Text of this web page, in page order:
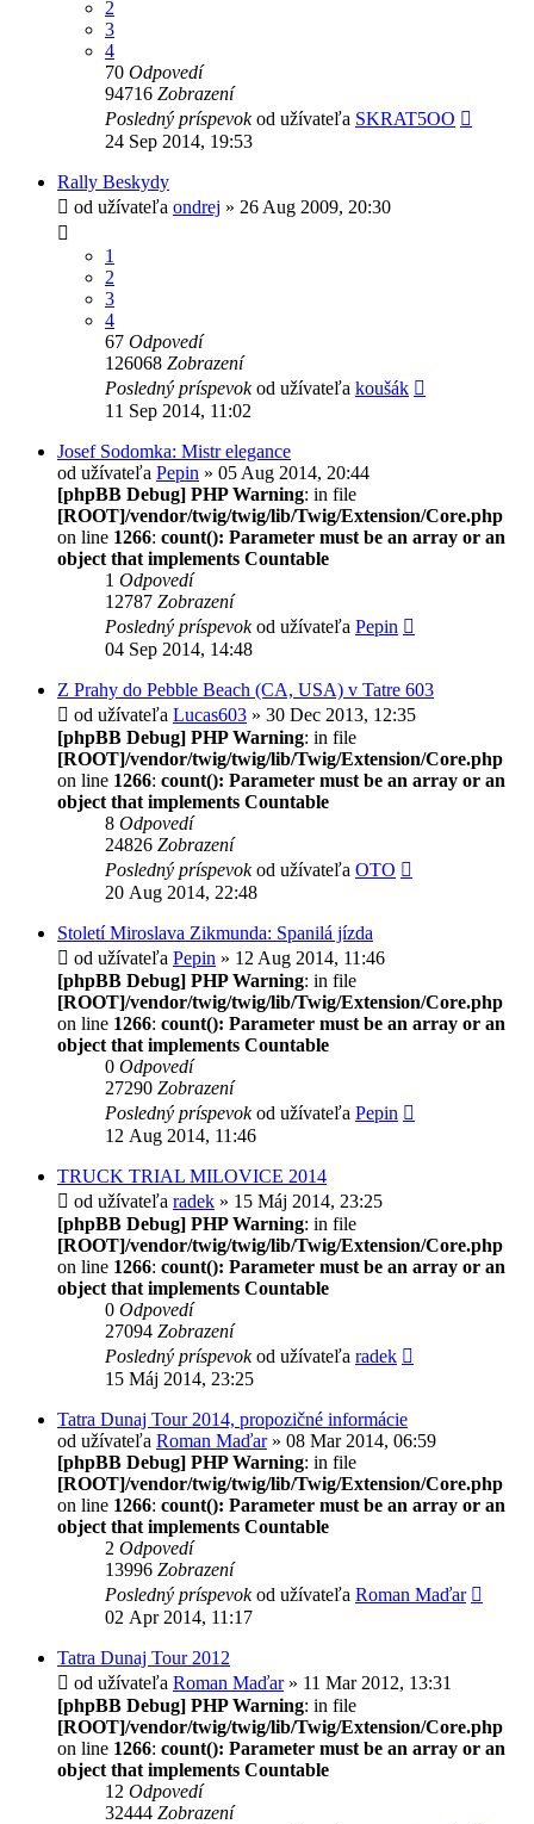
2
3
4
70 Odpovedí
94716 Zobrazení
Posledný príspevokod užívateľa SKRAT5OO
24 Sep 2014, 19:53
Rally Beskydy
od užívateľa ondrej » 26 Aug 2009, 20:30
1
2
3
4
67 Odpovedí
126068 Zobrazení
Posledný príspevokod užívateľa koušák
11 Sep 2014, 11:02
Josef Sodomka: Mistr elegance
od užívateľa Pepin » 05 Aug 2014, 20:44
[phpBB Debug] PHP Warning: in file
[ROOT]/vendor/twig/twig/lib/Twig/Extension/Core.php
on line 1266: count(): Parameter must be an array or an
object that implements Countable
1 Odpovedí
12787 Zobrazení
Posledný príspevokod užívateľa Pepin
04 Sep 2014, 14:48
Z Prahy do Pebble Beach (CA, USA) v Tatre 603
od užívateľa Lucas603 » 30 Dec 2013, 12:35
[phpBB Debug] PHP Warning: in file
[ROOT]/vendor/twig/twig/lib/Twig/Extension/Core.php
on line 1266: count(): Parameter must be an array or an
object that implements Countable
8 Odpovedí
24826 Zobrazení
Posledný príspevokod užívateľa OTO
20 Aug 2014, 22:48
Století Miroslava Zikmunda: Spanilá jízda
od užívateľa Pepin » 12 Aug 2014, 11:46
[phpBB Debug] PHP Warning: in file
[ROOT]/vendor/twig/twig/lib/Twig/Extension/Core.php
on line 1266: count(): Parameter must be an array or an
object that implements Countable
0 Odpovedí
27290 Zobrazení
Posledný príspevokod užívateľa Pepin
12 Aug 2014, 11:46
TRUCK TRIAL MILOVICE 2014
od užívateľa radek » 15 Máj 2014, 23:25
[phpBB Debug] PHP Warning: in file
[ROOT]/vendor/twig/twig/lib/Twig/Extension/Core.php
on line 1266: count(): Parameter must be an array or an
object that implements Countable
0 Odpovedí
27094 Zobrazení
Posledný príspevokod užívateľa radek
15 Máj 2014, 23:25
Tatra Dunaj Tour 2014, propozičné informácie
od užívateľa Roman Maďar» 08 Mar 2014, 06:59
[phpBB Debug] PHP Warning: in file
[ROOT]/vendor/twig/twig/lib/Twig/Extension/Core.php
on line 1266: count(): Parameter must be an array or an
object that implements Countable
2 Odpovedí
13996 Zobrazení
Posledný príspevokod užívateľa Roman Maďar
02 Apr 2014, 11:17
Tatra Dunaj Tour 2012
od užívateľa Roman Maďar» 11 Mar 2012, 13:31
[phpBB Debug] PHP Warning: in file
[ROOT]/vendor/twig/twig/lib/Twig/Extension/Core.php
on line 1266: count(): Parameter must be an array or an
object that implements Countable
12 Odpovedí
32444 Zobrazení